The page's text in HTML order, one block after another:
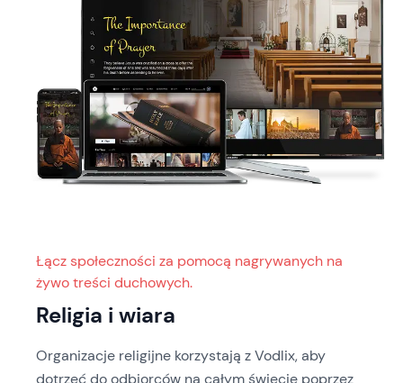
Łącz społeczności za pomocą nagrywanych na
żywo treści duchowych.
Religia i wiara
Organizacje religijne korzystają z Vodlix, aby
dotrzeć do odbiorców na całym świecie poprzez